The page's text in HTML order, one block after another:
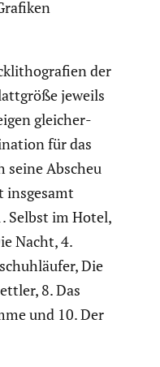
der
jeweils
gleicher­
für das
seine Abscheu
insgesamt
Selbst im Hotel,
Nacht, 4.
Die
8. Das
und 10. Der